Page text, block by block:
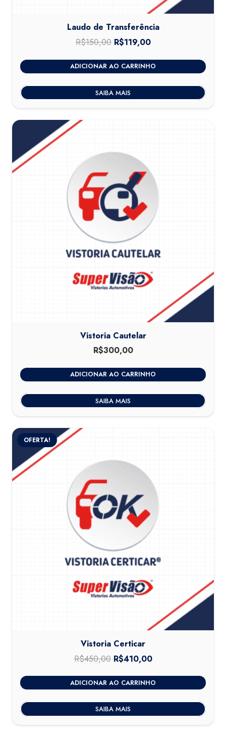
Laudo de Transferência
R$150,00 O
original
era:
R$150,00.
R$119,00O
atual
é:
R$119,00.
ADICIONAR AO CARRINHO
SAIBA MAIS
Vistoria Cautelar
R$300,00
ADICIONAR AO CARRINHO
SAIBA MAIS
OFERTA!
Vistoria Certicar
R$450,00 O
preço
original
era:
R$450,00.
R$410,00O
preço
atual
é:
R$410,00.
ADICIONAR AO CARRINHO
SAIBA MAIS